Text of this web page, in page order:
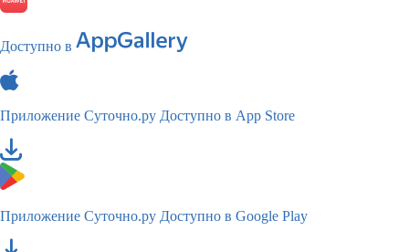
Доступно в
Приложение Суточно.ру Доступно в App Store
Приложение Суточно.ру Доступно в Google Play